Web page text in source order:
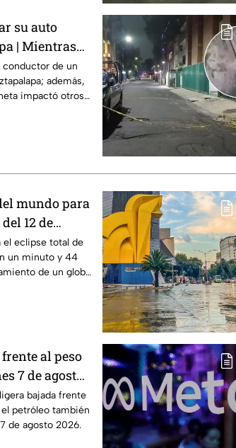
su auto
| Mientras
conductor de un
además,
impactó otros
mundo para
12 de
el eclipse total de
un minuto y 44
de un globo
al peso
7 de agosto
bajada frente
petróleo también
de agosto 2026.